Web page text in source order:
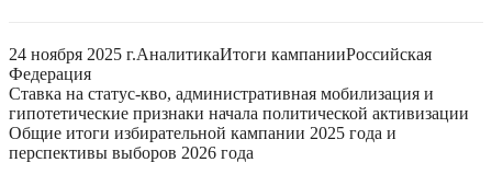
24 ноября 2025 г.АналитикаИтоги кампанииРоссийская
Федерация
Ставка на статус-кво, административная мобилизация и
гипотетические признаки начала политической активизации
Общие итоги избирательной кампании 2025 года и
перспективы выборов 2026 года